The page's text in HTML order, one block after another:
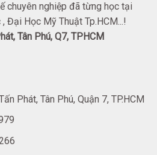
chuyên nghiệp đã từng học tại
Đại Học Mỹ Thuật Tp.HCM...!
Tân Phú, Q7, TPHCM
Phát, Tân Phú, Quận 7, TP.HCM